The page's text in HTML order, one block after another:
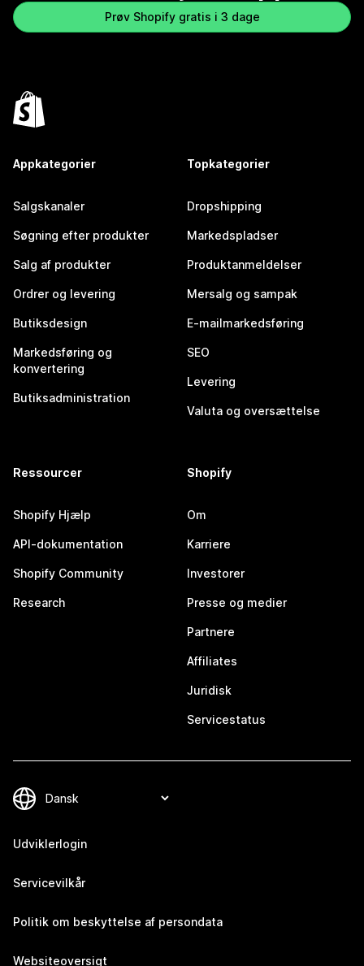
Prøv Shopify gratis i 3 dage
Appkategorier
Salgskanaler
Søgning efter produkter
Salg af produkter
Ordrer og levering
Butiksdesign
Markedsføring og
konvertering
Butiksadministration
Topkategorier
Dropshipping
Markedspladser
Produktanmeldelser
Mersalg og sampak
E-mailmarkedsføring
SEO
Levering
Valuta og oversættelse
Ressourcer
Shopify Hjælp
API-dokumentation
Shopify Community
Research
Shopify
Om
Karriere
Investorer
Presse og medier
Partnere
Affiliates
Juridisk
Servicestatus
Udviklerlogin
Servicevilkår
Politik om beskyttelse af persondata
Websiteoversigt